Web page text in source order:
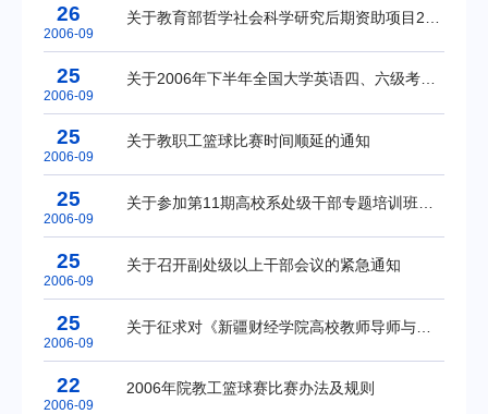
26
2006-09
25
2006-09
关于2006年下半年全国大学英语四、六级考试报名工作的通知
25
2006-09
关于教职工篮球比赛时间顺延的通知
25
2006-09
25
2006-09
关于召开副处级以上干部会议的紧急通知
25
2006-09
22
2006-09
2006年院教工篮球赛比赛办法及规则